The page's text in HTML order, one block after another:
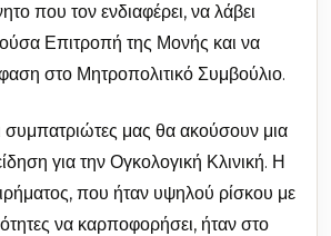
που τον ενδιαφέρει, να λάβει
Επιτροπή της Μονής και να
στο Μητροπολιτικό Συμβούλιο.
συμπατριώτες μας θα ακούσουν μια
για την Ογκολογική Κλινική. Η
που ήταν υψηλού ρίσκου με
να καρποφορήσει, ήταν στο